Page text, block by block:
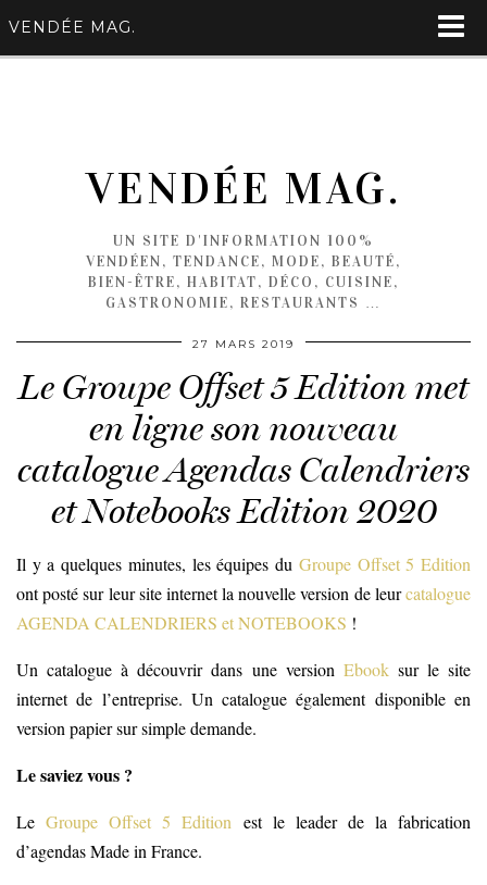
VENDÉE MAG.
VENDÉE MAG.
UN SITE D'INFORMATION 100%
VENDÉEN, TENDANCE, MODE, BEAUTÉ,
BIEN-ÊTRE, HABITAT, DÉCO, CUISINE,
GASTRONOMIE, RESTAURANTS …
27 MARS 2019
Le Groupe Offset 5 Edition met
en ligne son nouveau
catalogue Agendas Calendriers
et Notebooks Edition 2020
Il y a quelques minutes, les équipes du Groupe Offset 5 Edition
ont posté sur leur site internet la nouvelle version de leurcatalogue
AGENDA CALENDRIERS et NOTEBOOKS !
Un catalogue à découvrir dans une version Ebooksur le site
internet de l’entreprise. Un catalogue également disponible en
version papier sur simple demande.
Le saviez vous ?
LeGroupe Offset 5 Edition est le leader de la fabrication
d’agendas Made in France.